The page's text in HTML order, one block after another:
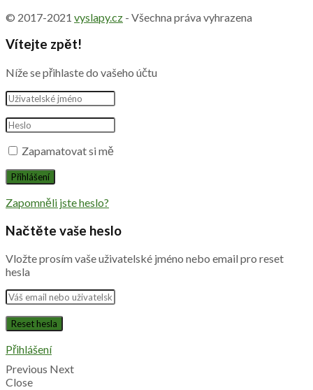
© 2017-2021 vyslapy.cz - Všechna práva vyhrazena
Vítejte zpět!
Níže se přihlaste do vašeho účtu
Zapamatovat si mě
Zapomněli jste heslo?
Načtěte vaše heslo
Vložte prosím vaše uživatelské jméno nebo email pro reset
hesla
Přihlášení
Previous Next
Close